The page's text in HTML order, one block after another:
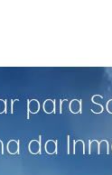
para
da